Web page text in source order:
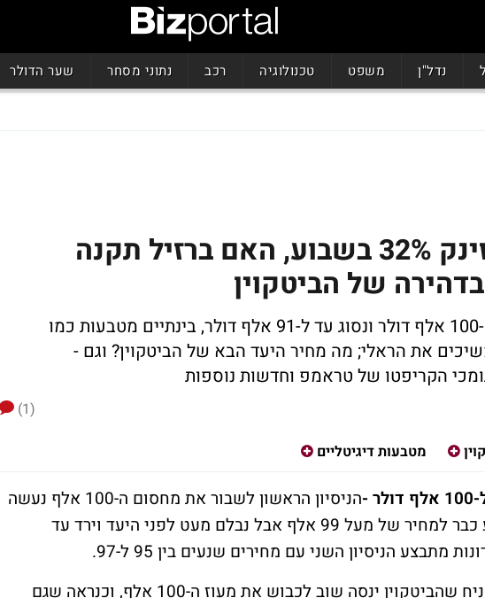
נדל"ן משפט טכנולוגיה רכב נתוני מסחר שער הדולר
מטבע הקריפטו שזינק 32% בשבוע, האם ברזיל תקנה
של הביטקוין
הביטקוין נעצר במרחק נגיעה מ-100 אלף דולר ונסוג עד ל-91 אלף דולר, בינתיים מטבעות כמו
את הראלי; מה מחיר היעד הבא של הביטקוין? וגם -
הקריפטו של טראמפ וחדשות נוספות
(1)
מטבעות דיגיטליים
-
הניסיון הראשון לשבור את מחסום ה-100 אלף נעשה
בדיוק לפני שבוע. הביטקוין הגיע כבר למחיר של מעל 99 אלף אבל נבלם מעט לפני היעד וירד עד
מה הלאה? בטווח הקצר סביר להניח שהביטקוין ינסה שוב לכבוש את מעוז ה-100 אלף, וכנראה שגם